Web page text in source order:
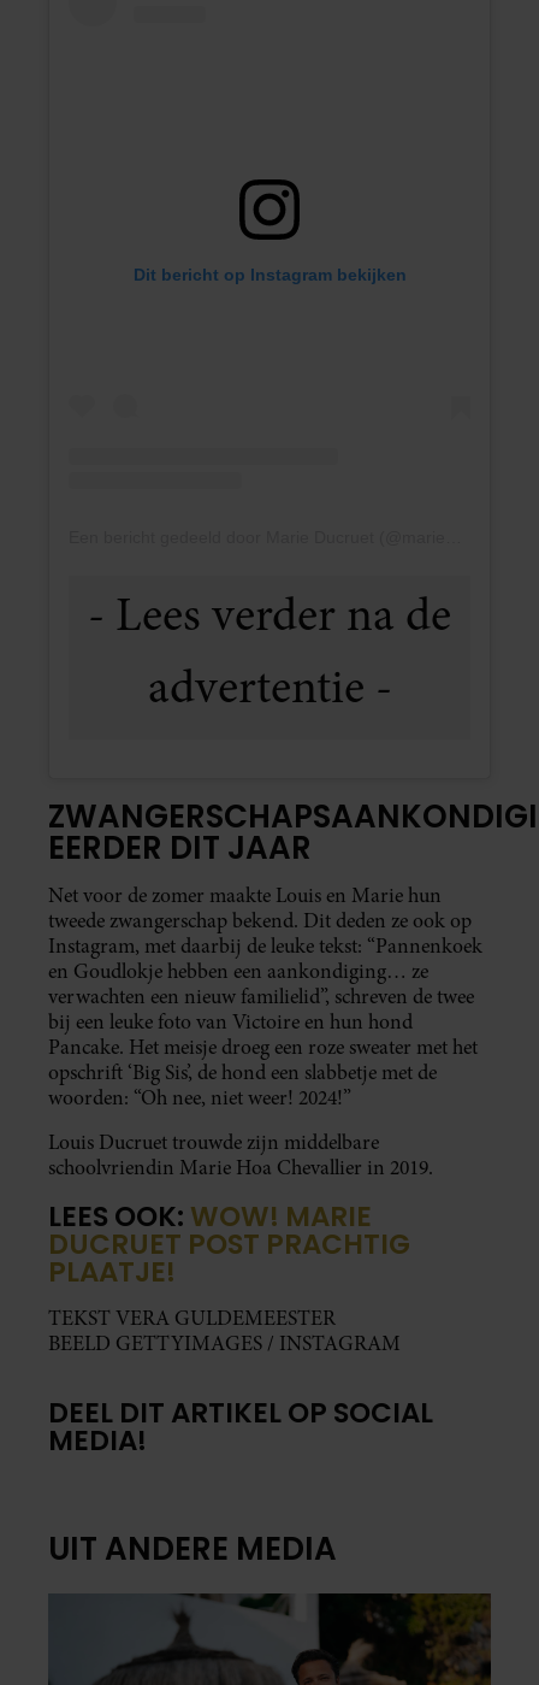
Dit bericht op Instagram bekijken
EERDER DIT JAAR
Net voor de zomer maakte Louis en Marie hun
tweede zwangerschap bekend. Dit deden ze ook op
Instagram, met daarbij de leuke tekst: “Pannenkoek
en Goudlokje hebben een aankondiging… ze
verwachten een nieuw familielid”, schreven de twee
bij een leuke foto van Victoire en hun hond
Pancake. Het meisje droeg een roze sweater met het
opschrift ‘Big Sis’, de hond een slabbetje met de
woorden: “Oh nee, niet weer! 2024!”
Louis Ducruet trouwde zijn middelbare
schoolvriendin Marie Hoa Chevallier in 2019.
LEES OOK: WOW! MARIE
DUCRUET POST PRACHTIG
PLAATJE!
TEKST VERA GULDEMEESTER
BEELD GETTYIMAGES / INSTAGRAM
DEEL DIT ARTIKEL OP SOCIAL
MEDIA!
UIT ANDERE MEDIA